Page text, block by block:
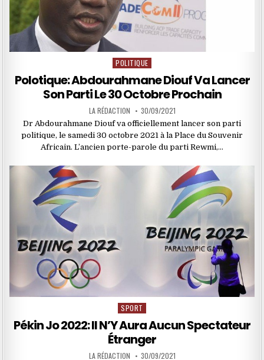
Posted
POLITIQUE
Polotique: Abdourahmane Diouf Va Lancer
Son Parti Le 30 Octobre Prochain
LA RÉDACTION 30/09/2021
Dr Abdourahmane Diouf va officiellement lancer son parti
politique, le samedi 30 octobre 2021 à la Place du Souvenir
Africain. L’ancien porte-parole du parti Rewmi,…
Posted
in
SPORT
Pékin Jo 2022: Il N’Y Aura Aucun Spectateur
Étranger
LA RÉDACTION 30/09/2021